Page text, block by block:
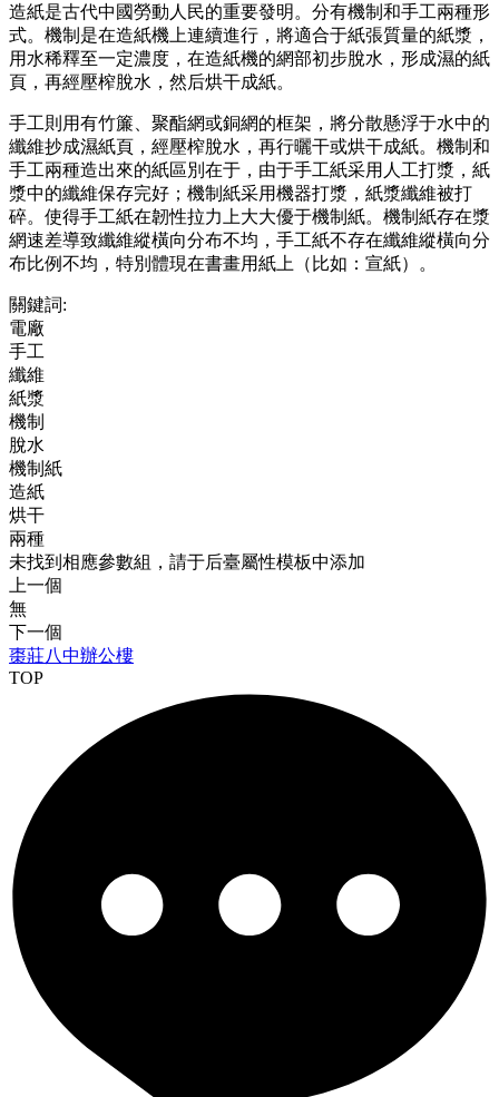
造紙是古代中國勞動人民的重要發明。分有機制和手工兩種形
式。機制是在造紙機上連續進行，將適合于紙張質量的紙漿，
用水稀釋至一定濃度，在造紙機的網部初步脫水，形成濕的紙
頁，再經壓榨脫水，然后烘干成紙。
手工則用有竹簾、聚酯網或銅網的框架，將分散懸浮于水中的
纖維抄成濕紙頁，經壓榨脫水，再行曬干或烘干成紙。機制和
手工兩種造出來的紙區別在于，由于手工紙采用人工打漿，紙
漿中的纖維保存完好；機制紙采用機器打漿，紙漿纖維被打
碎。使得手工紙在韌性拉力上大大優于機制紙。機制紙存在漿
網速差導致纖維縱橫向分布不均，手工紙不存在纖維縱橫向分
布比例不均，特別體現在書畫用紙上（比如：宣紙）。
關鍵詞:
電廠
手工
纖維
紙漿
機制
脫水
機制紙
造紙
烘干
兩種
未找到相應參數組，請于后臺屬性模板中添加
上一個
無
下一個
棗莊八中辦公樓
TOP